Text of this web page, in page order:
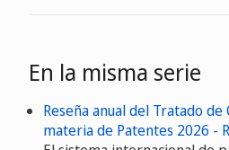
En la misma serie
Reseña anual del Tratado
materia de Patentes 2026 -